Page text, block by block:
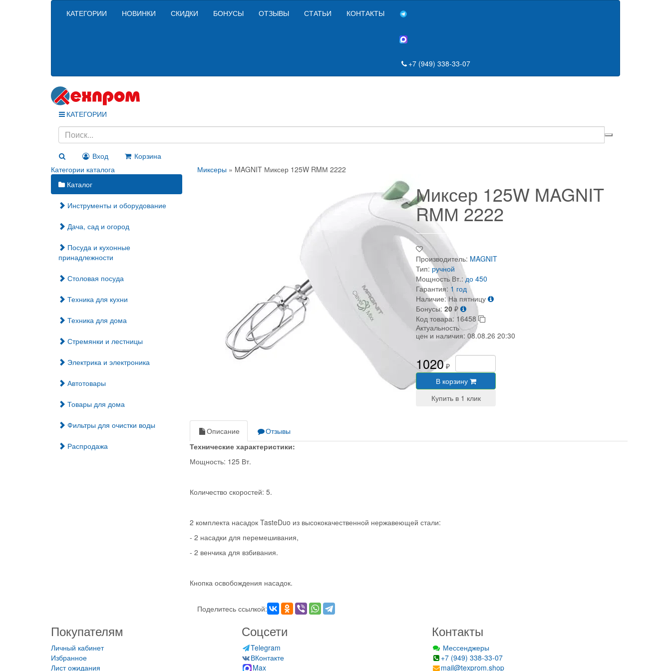
КАТЕГОРИИ НОВИНКИ СКИДКИ БОНУСЫ ОТЗЫВЫ СТАТЬИ КОНТАКТЫ
+7 (949) 338-33-07
КАТЕГОРИИ
Вход
Корзина
Категории каталога
Каталог
Инструменты и оборудование
Дача, сад и огород
Посуда и кухонные
принадлежности
Столовая посуда
Техника для кухни
Техника для дома
Стремянки и лестницы
Электрика и электроника
Автотовары
Товары для дома
Фильтры для очистки воды
Распродажа
Миксеры» MAGNIT Миксер 125W RMМ 2222
Миксер 125W MAGNIT
RMМ 2222
Производитель: MAGNIT
Тип: ручной
Мощность Вт.: до 450
Гарантия: 1 год
Наличие: На пятницу
Бонусы: 20 ₽
Код товара: 16458
Актуальность
цен и наличия: 08.08.26 20:30
1020₽
В корзину
Описание
Отзывы
Технические характеристики:
Мощность: 125 Вт.
Количество скоростей: 5.
2 комплекта насадок TasteDuo из высококачественной нержавеющей стали:
- 2 насадки для перемешивания,
- 2 венчика для взбивания.
Кнопка освобождения насадок.
Поделитесь ссылкой:
Покупателям
Личный кабинет
Избранное
Лист ожидания
Соцсети
Telegram
ВКонтакте
Max
Контакты
Мессенджеры
+7 (949) 338-33-07
mail@texprom.shop